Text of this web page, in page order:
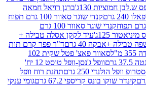
130ג'
ברגן רויאל חמאה
קנדי שוגר סאוור 100 גרם תפוח
קנדי שוגר סאוור 100 גרם
עיד לקקן אסלה טבילה +
40 גרם
ד"ר פפר קרם תות
סאוור פאצ' פטל שקית 102
וופל ג'נסן-וופל טוסט 12 יח'
גרם
תחנת רוח וופל
קריספי 67.2 גרם
גומי ענקי